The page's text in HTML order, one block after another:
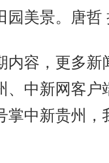
园美景。唐哲
容，更多新
、中新网客户
掌中新贵州，